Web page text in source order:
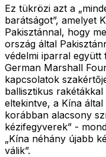
Ez tükrözi azt a
barátságot”, amelyet
Pakisztánnal, hogy
ország által
védelmi iparral együtt
German Marshall
kapcsolatok
ballisztikus
eltekintve, a Kína
korábban alacsony
kézifegyverek” -
„Kína néhány újabb
válik”.